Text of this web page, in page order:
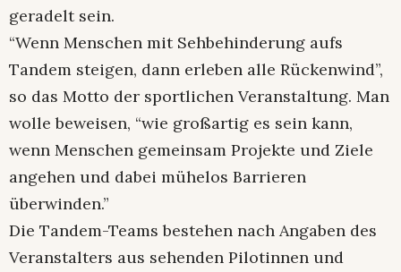
geradelt sein.
“Wenn Menschen mit Sehbehinderung aufs
Tandem steigen, dann erleben alle Rückenwind”,
so das Motto der sportlichen Veranstaltung. Man
wolle beweisen, “wie großartig es sein kann,
wenn Menschen gemeinsam Projekte und Ziele
angehen und dabei mühelos Barrieren
überwinden.”
Die Tandem-Teams bestehen nach Angaben des
Veranstalters aus sehenden Pilotinnen und